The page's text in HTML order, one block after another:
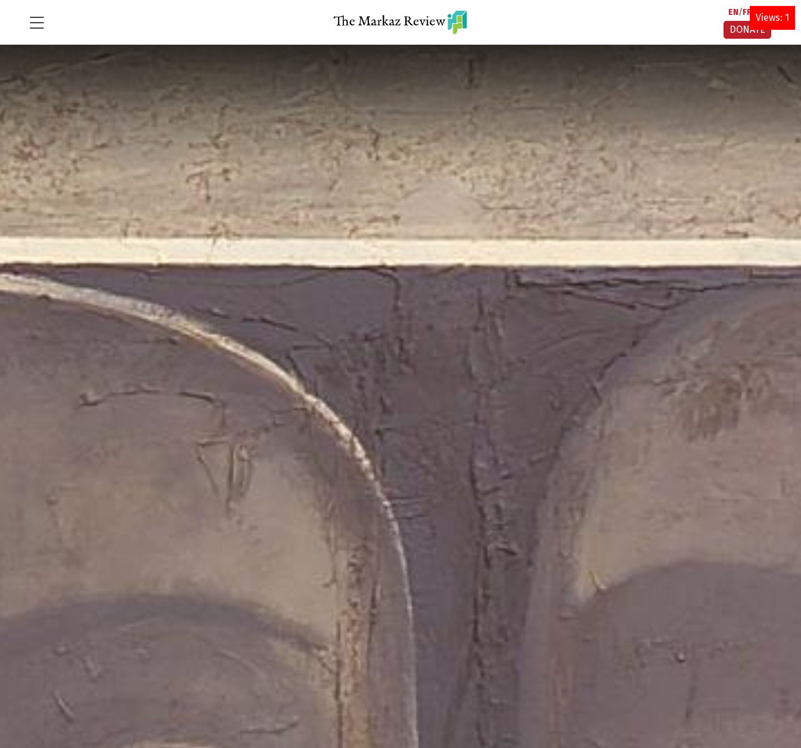
EN FR AR
DONATE
Views: 1